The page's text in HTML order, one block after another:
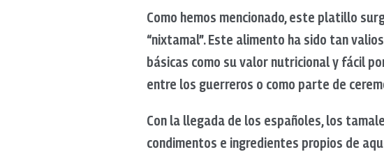
Como hemos mencionado, este platillo
“nixtamal”. Este alimento ha sido tan
básicas como su valor nutricional y fácil
entre los guerreros o como parte de
Con la llegada de los españoles, los
condimentos e ingredientes propios de